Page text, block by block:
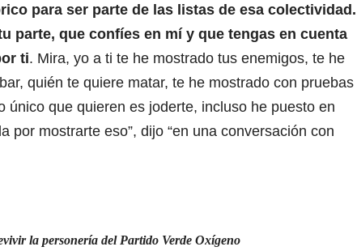
para ser parte de las listas de esa colectividad.
parte, que confíes en mí y que tengas en cuenta
ti. Mira, yo a ti te he mostrado tus enemigos, te he
quién te quiere matar, te he mostrado con pruebas
único que quieren es joderte, incluso he puesto en
por mostrarte eso”, dijo “en una conversación con
la personería del Partido Verde Oxígeno